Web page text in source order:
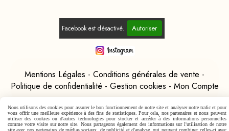
Facebook est désactivé. Autoriser
Mentions Légales
Conditions générales de vente
Politique de confidentialité
Gestion cookies Mon Compte
Nous utilisons des cookies pour assurer le bon fonctionnement de notre site et analyser notre trafic et pour
vous offrir une meilleure expérience à des fins de statistiques. Pour cela, nos partenaires et nous peuvent
utiliser des cookies ou d'autres technologies pour stocker et accéder à des informations personnelles
comme votre visite sur notre site. Nous partageons également des informations sur l'utilisation de notre
site avec nos partenaires de médias sociaux, de publicité et d'analyse, qui peuvent combiner celles-ci avec